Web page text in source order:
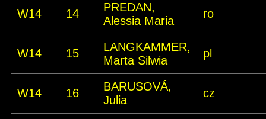
W14 14
PREDAN,
Alessia Maria
ro
W14 15
LANGKAMMER,
Marta Silwia
pl
W14 16
BARUSOVÁ,
Julia
cz